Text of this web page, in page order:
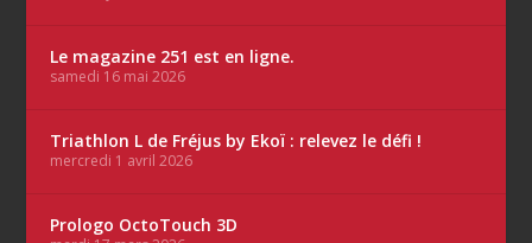
Le magazine 251 est en ligne.
samedi 16 mai 2026
Triathlon L de Fréjus by Ekoï : relevez le défi !
mercredi 1 avril 2026
Prologo OctoTouch 3D